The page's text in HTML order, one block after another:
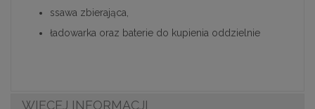
ssawa zbierająca,
ładowarka oraz baterie do kupienia oddzielnie
WIĘCEJ INFORMACJI